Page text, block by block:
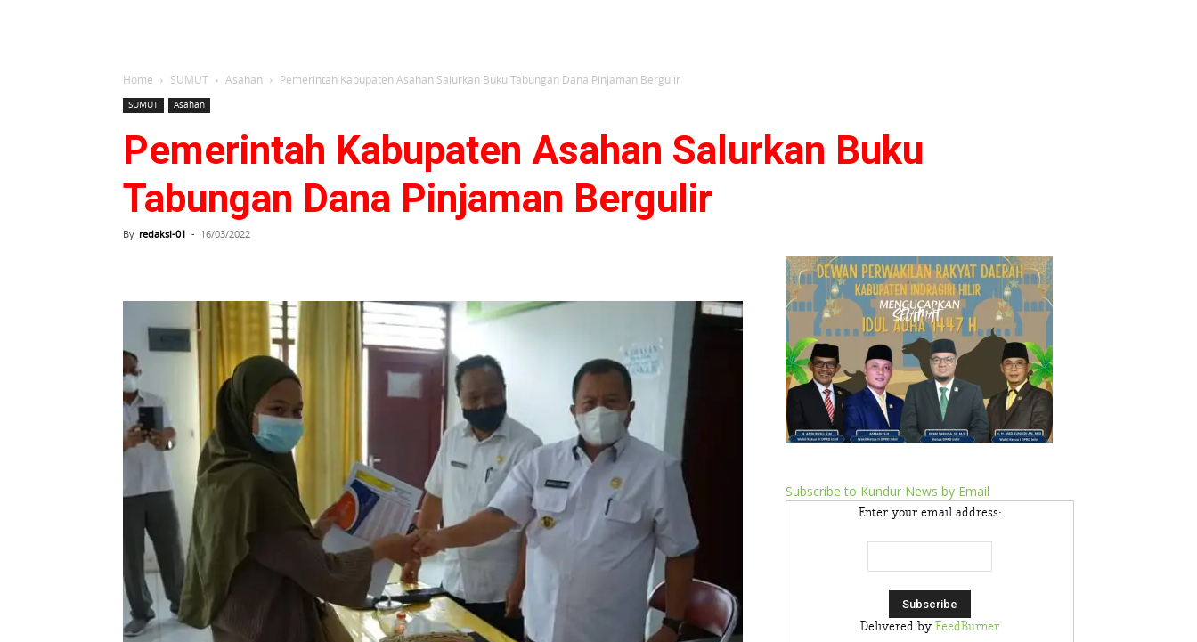
Home SUMUT Asahan Pemerintah Kabupaten Asahan Salurkan Buku Tabungan Dana Pinjaman Bergulir
SUMUT Asahan
Pemerintah Kabupaten Asahan Salurkan Buku
Tabungan Dana Pinjaman Bergulir
By redaksi-01 - 16/03/2022
Subscribe to Kundur News by Email
Enter your email address:
Delivered by FeedBurner